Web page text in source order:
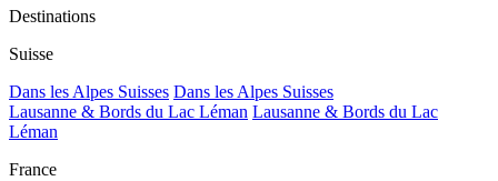
Destinations
Suisse
Dans les Alpes Suisses Dans les Alpes Suisses
Lausanne & Bords du Lac Léman Lausanne & Bords du Lac
Léman
France